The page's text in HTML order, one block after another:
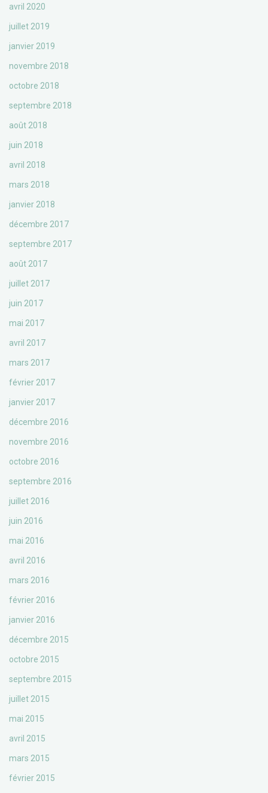
avril 2020
juillet 2019
janvier 2019
novembre 2018
octobre 2018
septembre 2018
août 2018
juin 2018
avril 2018
mars 2018
janvier 2018
décembre 2017
septembre 2017
août 2017
juillet 2017
juin 2017
mai 2017
avril 2017
mars 2017
février 2017
janvier 2017
décembre 2016
novembre 2016
octobre 2016
septembre 2016
juillet 2016
juin 2016
mai 2016
avril 2016
mars 2016
février 2016
janvier 2016
décembre 2015
octobre 2015
septembre 2015
juillet 2015
mai 2015
avril 2015
mars 2015
février 2015